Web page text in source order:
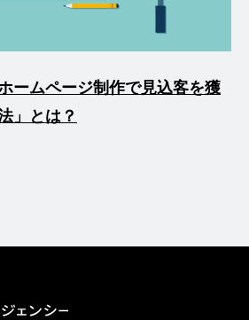
ームページ制作で見込客を獲
」とは？